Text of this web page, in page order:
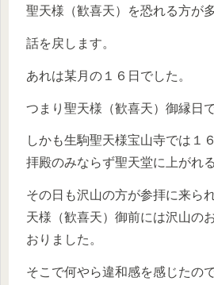
聖天様（歓喜天）を恐れる方が
話を戻します。
あれは某月の１６日でした。
つまり聖天様（歓喜天）御縁日で
しかも生駒聖天様宝山寺では１
拝殿のみならず聖天堂に上がれ
その日も沢山の方が参拝に来ら
天様（歓喜天）御前には沢山の
おりました。
そこで何やら違和感を感じたので